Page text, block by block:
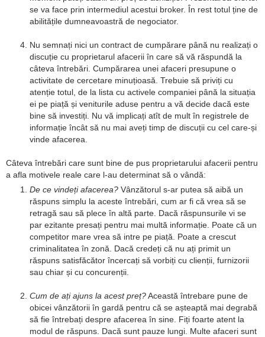
se va face prin intermediul acestui broker. În rest totul ține de
abilitățile dumneavoastră de negociator.
Nu semnați nici un contract de cumpărare până nu realizați o
discuție cu proprietarul afacerii în care să vă răspundă la
câteva întrebări. Cumpărarea unei afaceri presupune o
activitate de cercetare minuțioasă. Trebuie să priviți cu
atenție totul, de la lista cu activele companiei până la situația
ei pe piață și veniturile aduse pentru a vă decide dacă este
bine să investiți. Nu vă implicați atît de mult în registrele de
informație încât să nu mai aveți timp de discuții cu cel care-și
vinde afacerea.
Câteva întrebări care sunt bine de pus proprietarului afacerii pentru
a afla motivele reale care l-au determinat să o vândă:
De ce vindeți afacerea? Vânzătorul s-ar putea să aibă un
răspuns simplu la aceste întrebări, cum ar fi că vrea să se
retragă sau să plece în altă parte. Dacă răspunsurile vi se
par ezitante presați pentru mai multă informație. Poate că un
competitor mare vrea să intre pe piață. Poate a crescut
criminalitatea în zonă. Dacă credeți că nu ați primit un
răspuns satisfăcător încercați să vorbiți cu clienții, furnizorii
sau chiar și cu concurenții.
Cum de ați ajuns la acest preț?Această întrebare pune de
obicei vânzătorii în gardă pentru că se așteaptă mai degrabă
să fie întrebați despre afacerea în sine. Fiți foarte atent la
modul de răspuns. Dacă sunt pauze lungi. Multe afaceri sunt